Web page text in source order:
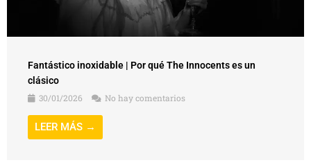
Fantástico inoxidable | Por qué The Innocents es un
clásico
30/01/2026
No hay comentarios
LEER MÁS →